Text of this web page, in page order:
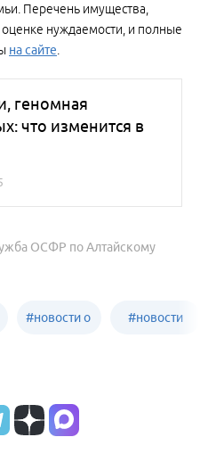
Перечень имущества,
оценке нуждаемости, и полные
на сайте.
геномная
что изменится в
ОСФР по Алтайскому
#новости о
Алтайского
#новости